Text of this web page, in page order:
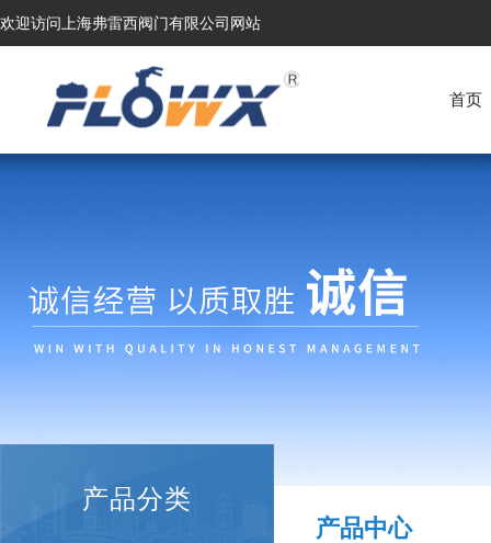
欢迎访问上海弗雷西阀门有限公司网站
首页
产品分类
产品中心